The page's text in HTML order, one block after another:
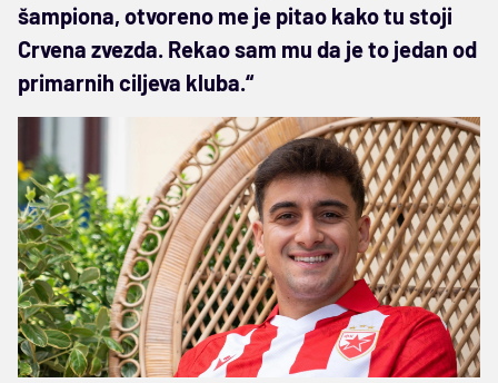
šampiona, otvoreno me je pitao kako tu stoji
Crvena zvezda. Rekao sam mu da je to jedan od
primarnih ciljeva kluba.“